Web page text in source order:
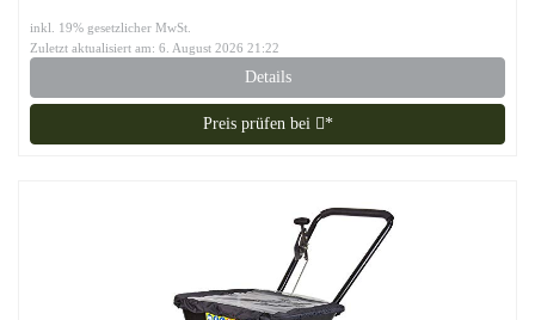
inkl. 19% gesetzlicher MwSt.
Zuletzt aktualisiert am: 6. August 2026 21:22
Details
Preis prüfen bei *